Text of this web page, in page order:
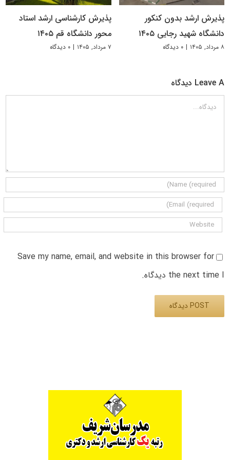
پذیرش ارشد بدون کنکور
دانشگاه شهید رجایی ۱۴۰۵
۸ مرداد, ۱۴۰۵ | ۰ دیدگاه
پذیرش کارشناسی ارشد استاد
محور دانشگاه قم ۱۴۰۵
۷ مرداد, ۱۴۰۵ | ۰ دیدگاه
Leave A دیدگاه
دیدگاه
Save my name, email, and website in this browser for
the next time I دیدگاه.